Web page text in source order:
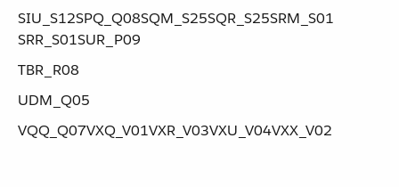
SIU_S12​ ​SPQ_Q08​ ​SQM_S25​ ​SQR_S25​ ​SRM_S01​ ​
SRR_S01​ ​SUR_P09
TBR_R08
UDM_Q05
VQQ_Q07​ ​VXQ_V01​ ​VXR_V03​ ​VXU_V04​ ​VXX_V02